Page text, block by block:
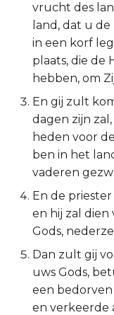
Romeinen
1 Korinthe
2 Korinthe
Galaten
Éfeze
Filipenzen
Kolossenzen
1
2
vrucht des
land, dat u
in een korf
plaats, die de
hebben, om
En gij zult
dagen zijn
heden voor
ben in het
vaderen
En de
en hij zal dien
Gods,
Dan zult gij
uws Gods,
een bedorven
en verkeerde